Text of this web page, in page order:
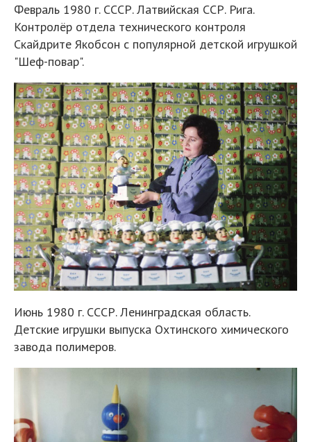
Февраль 1980 г. СССР. Латвийская ССР. Рига.
Контролёр отдела технического контроля
Скайдрите Якобсон с популярной детской игрушкой
"Шеф-повар".
Июнь 1980 г. СССР. Ленинградская область.
Детские игрушки выпуска Охтинского химического
завода полимеров.